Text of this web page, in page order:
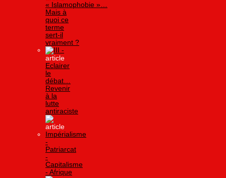
« Islamophobie »…
Mais à
quoi ce
terme
sert-il
vraiment ?
III -
Eclairer
le
débat…
Revenir
à la
lutte
antiraciste
Impérialisme
-
Patriarcat
-
Capitalisme
- Afrique